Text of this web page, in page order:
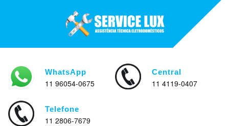
WhatsApp
11 96054-0675
Central
11 4119-0407
Telefone
11 2806-7679